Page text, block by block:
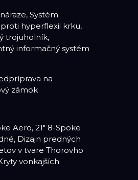
Systém
hyperflexii krku,
trojuholník,
informačný systém
na
zámok
Aero, 21″ 8-Spoke
Dizajn predných
v tvare Thorovho
vonkajších